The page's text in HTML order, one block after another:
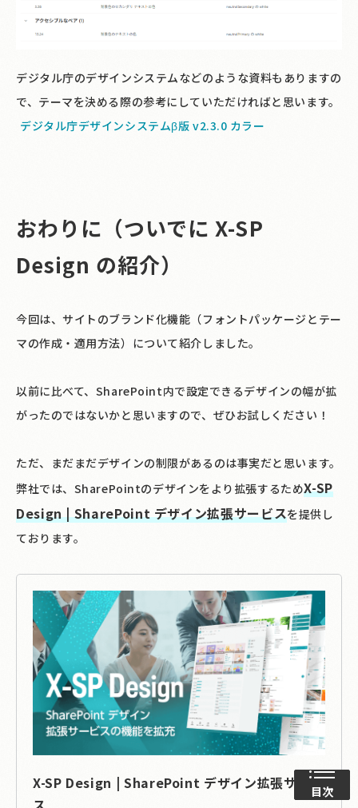
デジタル庁のデザインシステムなどのような資料もありますの
で、テーマを決める際の参考にしていただければと思います。
デジタル庁デザインシステムβ版 v2.3.0 カラー
おわりに（ついでに X-SP
Design の紹介）
今回は、サイトのブランド化機能（フォントパッケージとテー
マの作成・適用方法）について紹介しました。
以前に比べて、SharePoint内で設定できるデザインの幅が拡
がったのではないかと思いますので、ぜひお試しください！
ただ、まだまだデザインの制限があるのは事実だと思います。
弊社では、SharePointのデザインをより拡張するためX-SP
Design | SharePoint デザイン拡張サービスを提供し
ております。
X-SP Design | SharePoint デザイン拡張サービ目次